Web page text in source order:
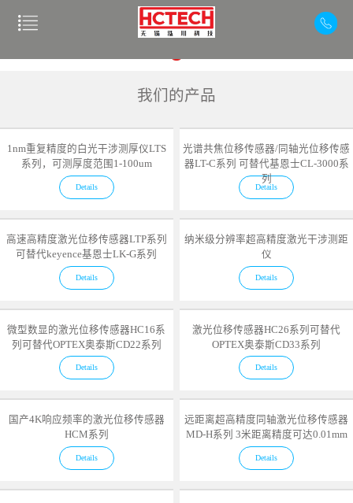
我们的产品
1nm重复精度的白光干涉测厚仪LTS
系列，可测厚度范围1-100um
Details
光谱共焦位移传感器/同轴光位移传感
器LT-C系列 可替代基恩士CL-3000系
列
Details
高速高精度激光位移传感器LTP系列
可替代keyence基恩士LK-G系列
Details
纳米级分辨率超高精度激光干涉测距
仪
Details
微型数显的激光位移传感器HC16系
列可替代OPTEX奥泰斯CD22系列
Details
激光位移传感器HC26系列可替代
OPTEX奥泰斯CD33系列
Details
国产4K响应频率的激光位移传感器
HCM系列
Details
远距离超高精度同轴激光位移传感器
MD-H系列 3米距离精度可达0.01mm
Details